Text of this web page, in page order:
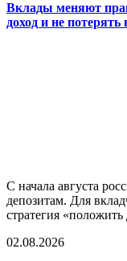
Вклады меняют
доход и не потерять
С начала августа
депозитам. Для
стратегия «положить
02.08.2026